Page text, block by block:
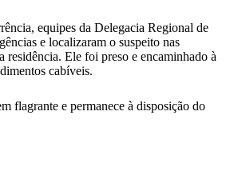
equipes da Delegacia Regional de
e localizaram o suspeito nas
residência. Ele foi preso e encaminhado à
cabíveis.
flagrante e permanece à disposição do